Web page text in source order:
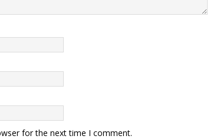
for the next time I comment.